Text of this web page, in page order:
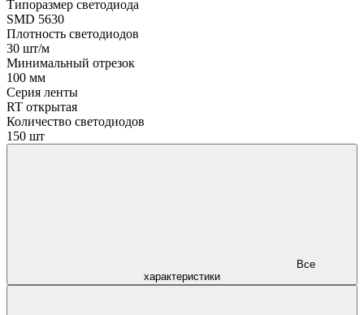
Типоразмер светодиода
SMD 5630
Плотность светодиодов
30 шт/м
Минимальный отрезок
100 мм
Серия ленты
RT открытая
Количество светодиодов
150 шт
характеристики